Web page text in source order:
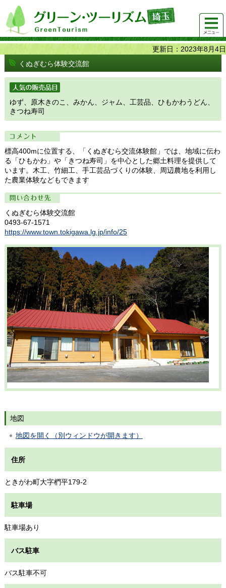
グリーンツーリズム埼玉 緑豊かな農山村で 楽しく！
美味しく！
メニュ
ー
更新日：2023年8月4日
くぬぎむら体験交流館
人気の販売品目
ゆず、原木きのこ、みかん、ジャム、工芸品、ひもかわうどん、
きつね寿司
コメント
標高400mに位置する、「くぬぎむら交流体験館」では、地域に伝わ
る「ひもかわ」や「きつね寿司」を中心とした郷土料理を提供して
います。木工、竹細工、手工芸品づくりの体験、周辺農地を利用し
た農業体験などもできます
問い合わせ先
くぬぎむら体験交流館
0493-67-1571
https://www.town.tokigawa.lg.jp/info/25
地図
地図を開く（別ウィンドウが開きます）
住所
ときがわ町大字椚平179-2
駐車場
駐車場あり
バス駐車
バス駐車不可